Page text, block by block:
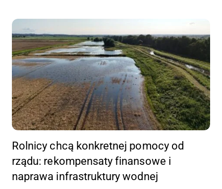
Rolnicy chcą konkretnej pomocy od
rządu: rekompensaty finansowe i
naprawa infrastruktury wodnej